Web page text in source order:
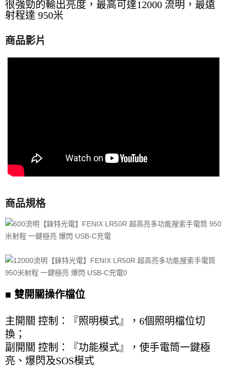
很強勁的輸出亮度，最高可達12000 流明，最遠
射程達 950米
商品影片
商品規格
■ 雙開關操作檔位
主開關 控制：『照明模式』，6個照明檔位切
換；
副開關 控制：『功能模式』，使手電筒一鍵極
亮、爆閃及SOS模式